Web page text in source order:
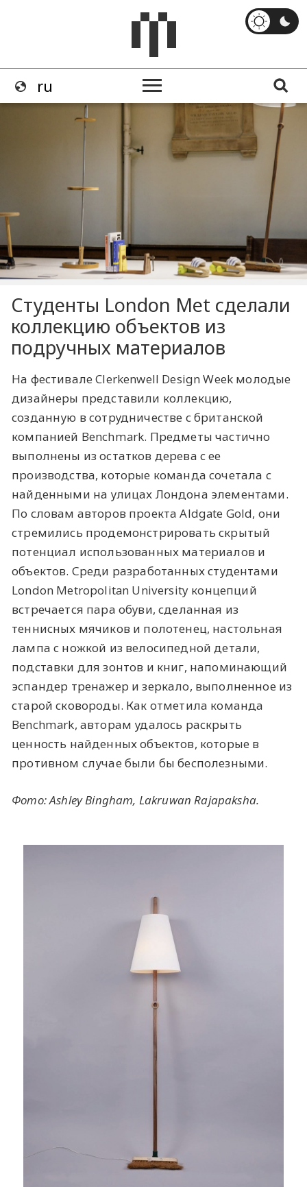
Студенты London Met сделали
коллекцию объектов из
подручных материалов
На фестивале Clerkenwell Design Week молодые
дизайнеры представили коллекцию,
созданную в сотрудничестве с британской
компанией Benchmark. Предметы частично
выполнены из остатков дерева с ее
производства, которые команда сочетала с
найденными на улицах Лондона элементами.
По словам авторов проекта Aldgate Gold, они
стремились продемонстрировать скрытый
потенциал использованных материалов и
объектов. Среди разработанных студентами
London Metropolitan University концепций
встречается пара обуви, сделанная из
теннисных мячиков и полотенец, настольная
лампа с ножкой из велосипедной детали,
подставки для зонтов и книг, напоминающий
эспандер тренажер и зеркало, выполненное из
старой сковороды. Как отметила команда
Benchmark, авторам удалось раскрыть
ценность найденных объектов, которые в
противном случае были бы бесполезными.
Фото:Ashley Bingham, Lakruwan Rajapaksha.